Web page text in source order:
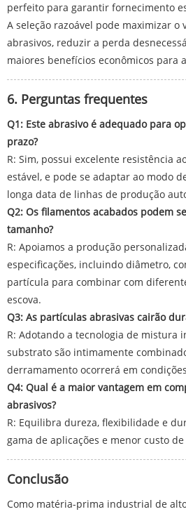
perfeito para garantir fornecimento
A seleção razoável pode maximizar o
abrasivos, reduzir a perda
maiores benefícios econômicos para
6. Perguntas frequentes
Q1: Este abrasivo é adequado para
prazo?
R: Sim, possui excelente resistência
estável, e pode se adaptar ao modo
longa data de linhas de produção
Q2: Os filamentos acabados podem
tamanho?
R: Apoiamos a produção
especificações, incluindo diâmetro,
partícula para combinar com
escova.
Q3: As partículas abrasivas cairão
R: Adotando a tecnologia de mistura
substrato são intimamente
derramamento ocorrerá em
Q4: Qual é a maior vantagem em
abrasivos?
R: Equilibra dureza, flexibilidade e
gama de aplicações e menor custo
Conclusão
Como matéria-prima industrial de